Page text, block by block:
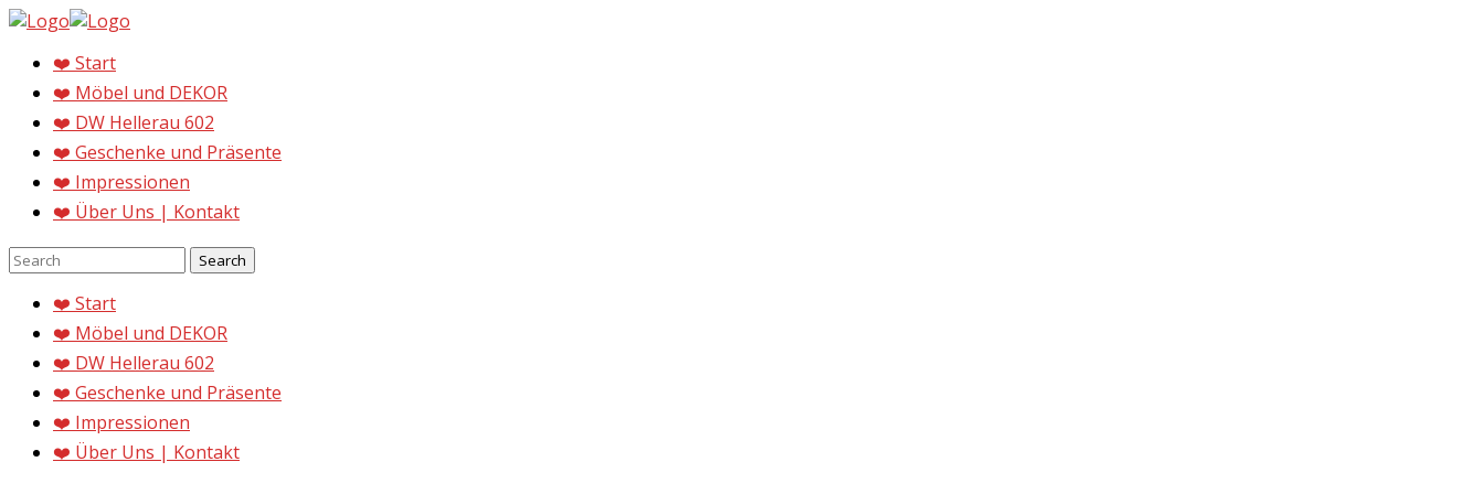
❤️ Start
❤️ Möbel und DEKOR
❤️ DW Hellerau 602
❤️ Geschenke und Präsente
❤️ Impressionen
❤️ Über Uns | Kontakt
❤️ Start
❤️ Möbel und DEKOR
❤️ DW Hellerau 602
❤️ Geschenke und Präsente
❤️ Impressionen
❤️ Über Uns | Kontakt